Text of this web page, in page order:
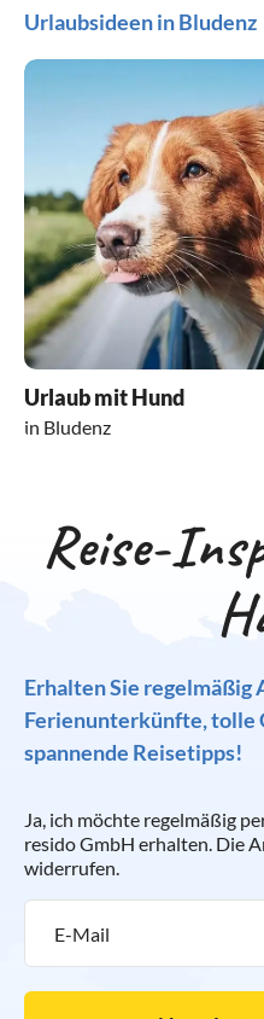
Urlaubsideen in Bludenz
Urlaub mit Hund
in Bludenz
Reise-
Erhalten Sie
Ferienunterkünfte, tolle
spannende Reisetipps!
Ja, ich möchte regelmäßig
resido GmbH erhalten. Die
widerrufen.